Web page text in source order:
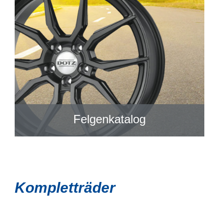
Felgenkatalog
Kompletträder